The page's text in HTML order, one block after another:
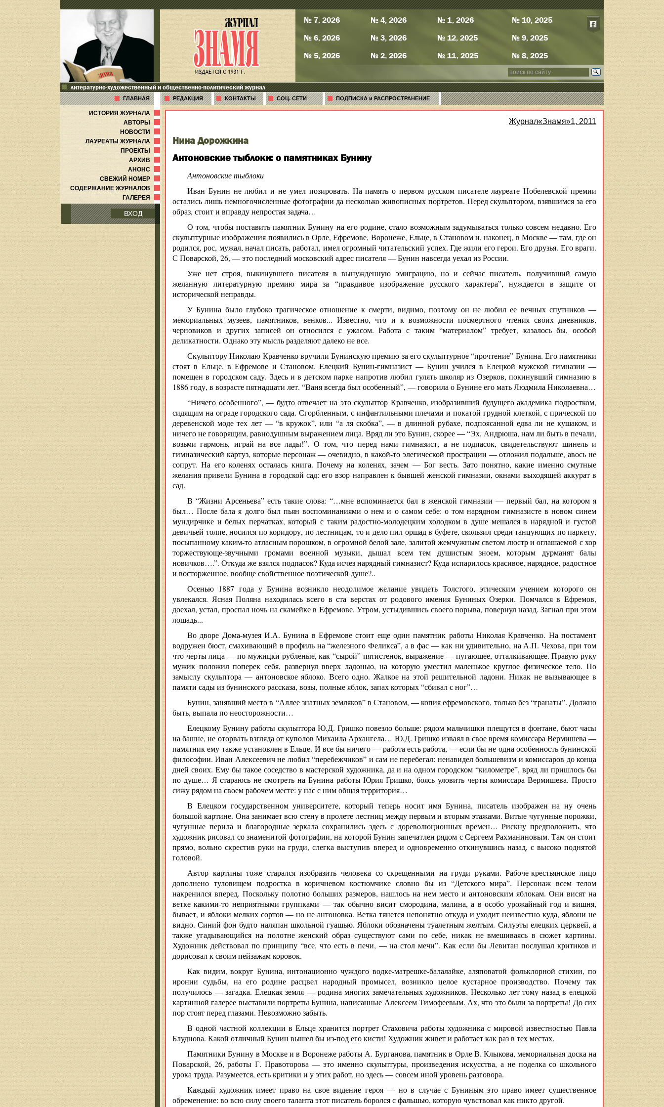
№ 7, 2026
№ 6, 2026
№ 5, 2026
№ 4, 2026
№ 3, 2026
№ 2, 2026
№ 1, 2026
№ 12, 2025
№ 11, 2025
№ 10, 2025
№ 9, 2025
№ 8, 2025
литературно-художественный и общественно-политический журнал
ГЛАВНАЯ РЕДАКЦИЯ КОНТАКТЫ СОЦ. СЕТИ ПОДПИСКА и РАСПРОСТРАНЕНИЕ
ИСТОРИЯ ЖУРНАЛА
АВТОРЫ
НОВОСТИ
ЛАУРЕАТЫ ЖУРНАЛА
ПРОЕКТЫ
АРХИВ
АНОНС
СВЕЖИЙ НОМЕР
СОДЕРЖАНИЕ ЖУРНАЛОВ
ГАЛЕРЕЯ
ВХОД
Журнал«Знамя»1, 2011
Нина Дорожкина
Антоновские тыблоки: о памятниках Бунину
Антоновские тыблоки
Иван Бунин не любил и не умел позировать. На память о первом русском писателе лауреате Нобелевской премии
остались лишь немногочисленные фотографии да несколько живописных портретов. Перед скульптором, взявшимся за его
образ, стоит и вправду непростая задача…
О том, чтобы поставить памятник Бунину на его родине, стало возможным задумываться только совсем недавно. Его
скульптурные изображения появились в Орле, Ефремове, Воронеже, Ельце, в Становом и, наконец, в Москве — там, где он
родился, рос, мужал, начал писать, работал, имел огромный читательский успех. Где жили его герои. Его друзья. Его враги.
С Поварской, 26, — это последний московский адрес писателя — Бунин навсегда уехал из России.
Уже нет строя, выкинувшего писателя в вынужденную эмиграцию, но и сейчас писатель, получивший самую
желанную литературную премию мира за “правдивое изображение русского характера”, нуждается в защите от
исторической неправды.
У Бунина было глубоко трагическое отношение к смерти, видимо, поэтому он не любил ее вечных спутников —
мемориальных музеев, памятников, венков... Известно, что и к возможности посмертного чтения своих дневников,
черновиков и других записей он относился с ужасом. Работа с таким “материалом” требует, казалось бы, особой
деликатности. Однако эту мысль разделяют далеко не все.
Скульптору Николаю Кравченко вручили Бунинскую премию за его скульптурное “прочтение” Бунина. Его памятники
стоят в Ельце, в Ефремове и Становом. Елецкий Бунин-гимназист — Бунин учился в Елецкой мужской гимназии —
помещен в городском саду. Здесь и в детском парке напротив любил гулять школяр из Озерков, покинувший гимназию в
1886 году, в возрасте пятнадцати лет. “Ваня всегда был особенный”, — говорила о Бунине его мать Людмила Николаевна…
“Ничего особенного”, — будто отвечает на это скульптор Кравченко, изобразивший будущего академика подростком,
сидящим на ограде городского сада. Сгорбленным, с инфантильными плечами и покатой грудной клеткой, с прической по
деревенской моде тех лет — “в кружок”, или “а ля скобка”, — в длинной рубахе, подпоясанной едва ли не кушаком, и
ничего не говорящим, равнодушным выражением лица. Вряд ли это Бунин, скорее — “Эх, Андрюша, нам ли быть в печали,
возьми гармонь, играй на все лады!”. О том, что перед нами гимназист, а не подпасок, свидетельствуют шинель и
гимназический картуз, которые персонаж — очевидно, в какой-то элегической прострации — отложил подальше, авось не
сопрут. На его коленях осталась книга. Почему на коленях, зачем — Бог весть. Зато понятно, какие именно смутные
желания привели Бунина в городской сад: его взор направлен к бывшей женской гимназии, окнами выходящей аккурат в
сад.
В “Жизни Арсеньева” есть такие слова: “…мне вспоминается бал в женской гимназии — первый бал, на котором я
был… После бала я долго был пьян воспоминаниями о нем и о самом себе: о том нарядном гимназисте в новом синем
мундирчике и белых перчатках, который с таким радостно-молодецким холодком в душе мешался в нарядной и густой
девичьей толпе, носился по коридору, по лестницам, то и дело пил оршад в буфете, скользил среди танцующих по паркету,
посыпанному каким-то атласным порошком, в огромной белой зале, залитой жемчужным светом люстр и оглашаемой с хор
торжествующе-звучными громами военной музыки, дышал всем тем душистым зноем, которым дурманят балы
новичков….”. Откуда же взялся подпасок? Куда исчез нарядный гимназист? Куда испарилось красивое, нарядное, радостное
и восторженное, вообще свойственное поэтической душе?..
Осенью 1887 года у Бунина возникло неодолимое желание увидеть Толстого, этическим учением которого он
увлекался. Ясная Поляна находилась всего в ста верстах от родового имения Буниных Озерки. Помчался в Ефремов,
доехал, устал, проспал ночь на скамейке в Ефремове. Утром, устыдившись своего порыва, повернул назад. Загнал при этом
лошадь...
Во дворе Дома-музея И.А. Бунина в Ефремове стоит еще один памятник работы Николая Кравченко. На постамент
водружен бюст, смахивающий в профиль на “железного Феликса”, а в фас — как ни удивительно, на А.П. Чехова, при том
что черты лица — по-мужицки рубленые, как “сырой” пятистенок, выражение — пугающее, отталкивающее. Правую руку
мужик положил поперек себя, развернул вверх ладонью, на которую уместил маленькое круглое физическое тело. По
замыслу скульптора — антоновское яблоко. Всего одно. Жалкое на этой решительной ладони. Никак не вызывающее в
памяти сады из бунинского рассказа, возы, полные яблок, запах которых “сбивал с ног”…
Бунин, занявший место в “Аллее знатных земляков” в Становом, — копия ефремовского, только без “гранаты”. Должно
быть, выпала по неосторожности…
Елецкому Бунину работы скульптора Ю.Д. Гришко повезло больше: рядом мальчишки плещутся в фонтане, бьют часы
на башне, не оторвать взгляда от куполов Михаила Архангела… Ю.Д. Гришко изваял в свое время комиссара Вермишева —
памятник ему также установлен в Ельце. И все бы ничего — работа есть работа, — если бы не одна особенность бунинской
философии. Иван Алексеевич не любил “перебежчиков” и сам не перебегал: ненавидел большевизм и комиссаров до конца
дней своих. Ему бы такое соседство в мастерской художника, да и на одном городском “километре”, вряд ли пришлось бы
по душе… Я стараюсь не смотреть на Бунина работы Юрия Гришко, боясь уловить черты комиссара Вермишева. Просто
сижу рядом на своем рабочем месте: у нас с ним общая территория…
В Елецком государственном университете, который теперь носит имя Бунина, писатель изображен на ну очень
большой картине. Она занимает всю стену в пролете лестниц между первым и вторым этажами. Витые чугунные порожки,
чугунные перила и благородные зеркала сохранились здесь с дореволюционных времен… Рискну предположить, что
художник рисовал со знаменитой фотографии, на которой Бунин запечатлен рядом с Сергеем Рахманиновым. Там он стоит
прямо, вольно скрестив руки на груди, слегка выступив вперед и одновременно откинувшись назад, с высоко поднятой
головой.
Автор картины тоже старался изобразить человека со скрещенными на груди руками. Рабоче-крестьянское лицо
дополнено туловищем подростка в коричневом костюмчике словно бы из “Детского мира”. Персонаж всем телом
накренился вперед. Поскольку полотно больших размеров, нашлось на нем место и антоновским яблокам. Они висят на
ветке какими-то неприятными группками — так обычно висит смородина, малина, а в особо урожайный год и вишня,
бывает, и яблоки мелких сортов — но не антоновка. Ветка тянется непонятно откуда и уходит неизвестно куда, яблони не
видно. Синий фон будто наляпан школьной гуашью. Яблоки обозначены туалетным желтым. Силуэты елецких церквей, а
также угадывающийся на полотне женский образ существуют сами по себе, никак не вмешиваясь в сюжет картины.
Художник действовал по принципу “все, что есть в печи, — на стол мечи”. Как если бы Левитан послушал критиков и
дорисовал к своим пейзажам коровок.
Как видим, вокруг Бунина, интонационно чуждого водке-матрешке-балалайке, аляповатой фольклорной стихии, по
иронии судьбы, на его родине расцвел народный промысел, возникло целое кустарное производство. Почему так
получилось — загадка. Елецкая земля — родина многих замечательных художников. Несколько лет тому назад в елецкой
картинной галерее выставили портреты Бунина, написанные Алексеем Тимофеевым. Ах, что это были за портреты! До сих
пор стоят перед глазами. Невозможно забыть.
В одной частной коллекции в Ельце хранится портрет Стаховича работы художника с мировой известностью Павла
Блуднова. Какой отличный Бунин вышел бы из-под его кисти! Художник живет и работает как раз в тех местах.
Памятники Бунину в Москве и в Воронеже работы А. Бурганова, памятник в Орле В. Клыкова, мемориальная доска на
Поварской, 26, работы Г. Правоторова — это именно скульптуры, произведения искусства, а не поделка со школьного
урока труда. Разумеется, есть критики и у этих работ, но здесь — совсем иной уровень разговора.
Каждый художник имеет право на свое видение героя — но в случае с Буниным это право имеет существенное
обременение: во всю силу своего таланта этот писатель боролся с фальшью, которую чувствовал как никто другой.